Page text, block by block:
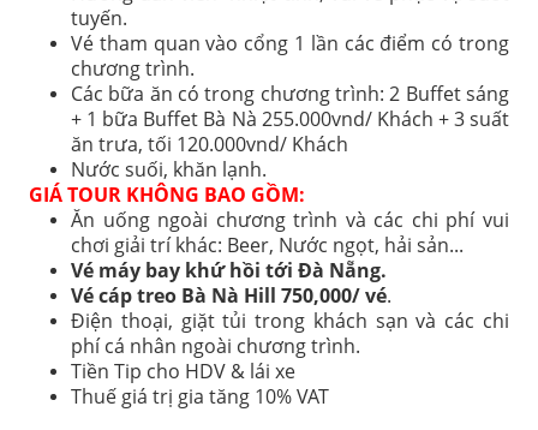
tuyến.
Vé tham quan vào cổng 1 lần các điểm có trong
chương trình.
Các bữa ăn có trong chương trình:2 Buffet sáng
+ 1 bữa Buffet Bà Nà 255.000vnd/ Khách +3suất
ăn trưa, tối 120.000vnd/ Khách
Nước suối, khăn lạnh.
GIÁ TOUR KHÔNG BAO GỒM:
Ăn uống ngoài chương trình và các chi phí vui
chơi giải trí khác: Beer, Nước ngọt, hải sản...
Vé máy bay khứ hồi tới Đà Nẵng.
Vé cáp treo Bà Nà Hill 750,000/ vé.
Điện thoại, giặt tủi trong khách sạn và các chi
phí cá nhân ngoài chương trình.
Tiền Tip cho HDV & lái xe
Thuế giá trị gia tăng 10%VAT